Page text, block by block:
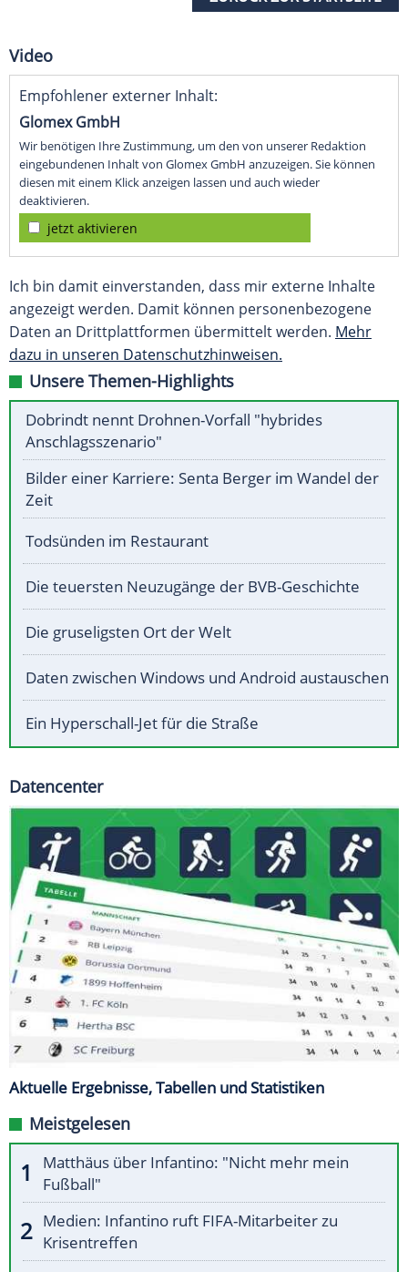
Video
Empfohlener externer Inhalt:
Glomex GmbH
Wir benötigen Ihre Zustimmung, um den von unserer Redaktion
eingebundenen Inhalt von Glomex GmbH anzuzeigen. Sie können
diesen mit einem Klick anzeigen lassen und auch wieder
deaktivieren.
jetzt aktivieren
Ich bin damit einverstanden, dass mir externe Inhalte
angezeigt werden. Damit können personenbezogene
Daten an Drittplattformen übermittelt werden. Mehr
dazu in unseren Datenschutzhinweisen.
Unsere Themen-Highlights
Dobrindt nennt Drohnen-Vorfall "hybrides
Anschlagsszenario"
Bilder einer Karriere: Senta Berger im Wandel der
Zeit
Todsünden im Restaurant
Die teuersten Neuzugänge der BVB-Geschichte
Die gruseligsten Ort der Welt
Daten zwischen Windows und Android austauschen
Ein Hyperschall-Jet für die Straße
Datencenter
Aktuelle Ergebnisse, Tabellen und Statistiken
Meistgelesen
Matthäus über Infantino: "Nicht mehr mein
Fußball"
Medien: Infantino ruft FIFA-Mitarbeiter zu
Krisentreffen